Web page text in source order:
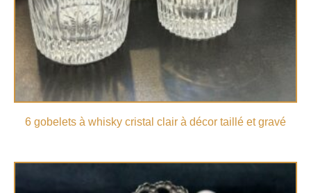
6 gobelets à whisky cristal clair à décor taillé et gravé